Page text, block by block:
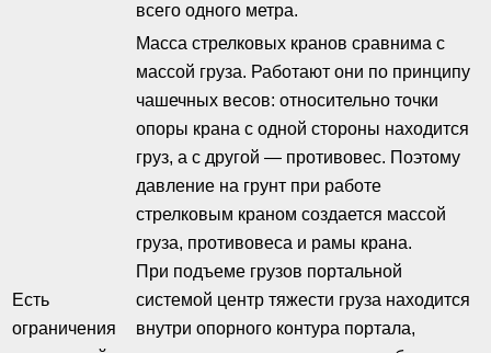
всего одного метра.
Есть
ограничения
Масса стрелковых кранов сравнима с
массой груза. Работают они по принципу
чашечных весов: относительно точки
опоры крана с одной стороны находится
груз, а с другой — противовес. Поэтому
давление на грунт при работе
стрелковым краном создается массой
груза, противовеса и рамы крана.
При подъеме грузов портальной
системой центр тяжести груза находится
внутри опорного контура портала,